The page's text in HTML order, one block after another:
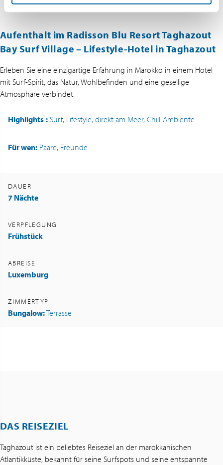
Aufenthalt im Radisson Blu Resort Taghazout
Bay Surf Village – Lifestyle-Hotel in Taghazout
Erleben Sie eine einzigartige Erfahrung in Marokko in einem Hotel
mit Surf-Spirit, das Natur, Wohlbefinden und eine gesellige
Atmosphäre verbindet.
Highlights : Surf, Lifestyle, direkt am Meer, Chill-Ambiente
Für wen: Paare, Freunde
DAUER
7 Nächte
VERPFLEGUNG
Frühstück
ABREISE
Luxemburg
ZIMMERTYP
Bungalow:Terrasse
DAS REISEZIEL
Taghazout ist ein beliebtes Reiseziel an der marokkanischen
Atlantikküste, bekannt für seine Surfspots und seine entspannte